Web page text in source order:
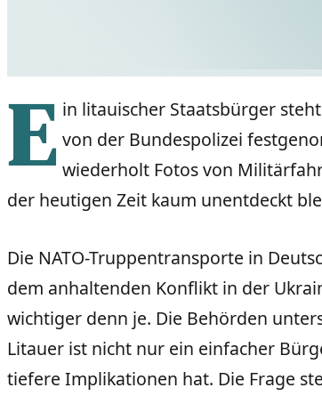
E in litauischer Staatsbürger
von der Bundespolizei
wiederholt Fotos von
der heutigen Zeit kaum unentdeckt
Die NATO-Truppentransporte in
dem anhaltenden Konflikt in der
wichtiger denn je. Die Behörden
Litauer ist nicht nur ein einfacher
tiefere Implikationen hat. Die Frage